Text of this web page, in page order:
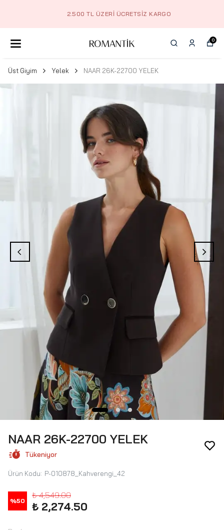
2.500 TL ÜZERI ÜCRETSIZ KARGO
0
Üst Giyim Yelek NAAR 26K-22700 YELEK
NAAR 26K-22700 YELEK
Tükeniyor
Ürün Kodu: P-010878_Kahverengi_42
%50
₺ 4,549.00
₺ 2,274.50